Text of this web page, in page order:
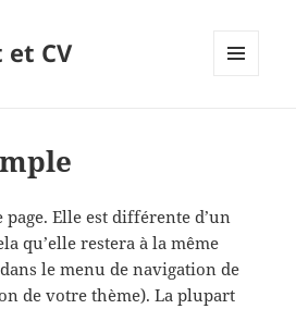
CV
Elle est différente d’un
qu’elle restera à la même
le menu de navigation de
de votre thème). La plupart